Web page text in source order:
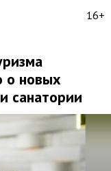
16+
о новых
санатории